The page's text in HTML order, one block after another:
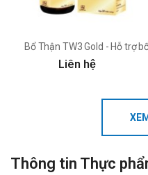
Bổ Thận TW3 Gold - Hỗ trợ
Liên hệ
Thông tin Thực